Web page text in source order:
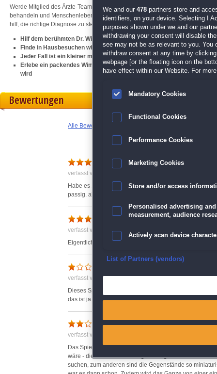
Werde Mitglied des Ärzte-Teams des ebenso brillanten wie scharfzüngigen
behandeln und Menschenleben zu retten. Finde bei Hausbesuchen mögliche
hilf, die richtige Diagnose zu stellen. Deine Patienten werden es dir danken!
Hilf dem berühmten Dr. Wise, unerklärliche Krankheiten zu erkennen
Finde in Hausbesuchen wichtige Hinweise und stelle in Minispielen
Jeder Fall ist ein kleiner medizinischer Wimmelbild-Krimi für sich
Erlebe ein packendes Wimmelbild-Spiel, das von witzigen
wird
Bewertungen
Alle Bewertungen anzeigen
verfasst von Anonym am 22.07.2014 um 15:43
Habe es 1 stunde ausprobiert. haut mich nicht vom
passig. aber wer gerne nur wimmelt - okay
verfasst von Andrea am 15.04.2016 um 05:40
Eigentlich ein super Spiel,wenn es nicht so kurz wäre:(
verfasst von Anonym am 22.07.2014 um 18:37
Dieses Spiel ist einfach nur altbacken und
das ist ja schon einige Tage her (2011). Ich
verfasst von Raimund am 08.08.2014 um 12:46
Das Spiel habe ich als sehr langweilig empfunden. Es
wäre - die mit zwei Schwierigkeiten "garniert" sind.
suchen, zum anderen sind die Gegenstände so
We and our 478 partners store and
identifiers, on your device. Selecting I
purposes shown under we and our
withdrawing your consent will disable
see may not be as relevant to you. You
withdraw consent at any time by
webpage [or the floating icon on the
have effect within our Website. For
Mandatory Cookies
Functional Cookies
Performance Cookies
Marketing Cookies
Store and/or access
Personalised advertising
measurement, audience
Actively scan device
Ensure security, prevent
List of Partners (vendors)